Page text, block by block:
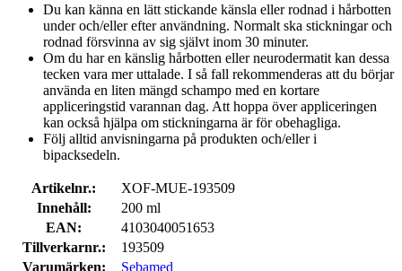
Du kan känna en lätt stickande känsla eller rodnad i hårbotten
under och/eller efter användning. Normalt ska stickningar och
rodnad försvinna av sig självt inom 30 minuter.
Om du har en känslig hårbotten eller neurodermatit kan dessa
tecken vara mer uttalade. I så fall rekommenderas att du börjar
använda en liten mängd schampo med en kortare
appliceringstid varannan dag. Att hoppa över appliceringen
kan också hjälpa om stickningarna är för obehagliga.
Följ alltid anvisningarna på produkten och/eller i
bipacksedeln.
Artikelnr.:
XOF-MUE-193509
Innehåll:
200 ml
EAN:
4103040051653
Tillverkarnr.:
193509
Varumärken:
Sebamed